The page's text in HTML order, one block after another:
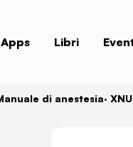
Apps Libri
di anestesia·